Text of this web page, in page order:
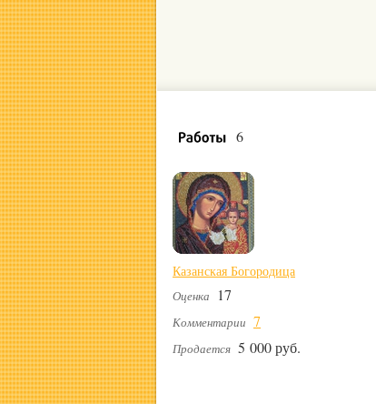
6
Казанская Богородица
Оценка 17
Комментарии 7
Продается 5 000 руб.